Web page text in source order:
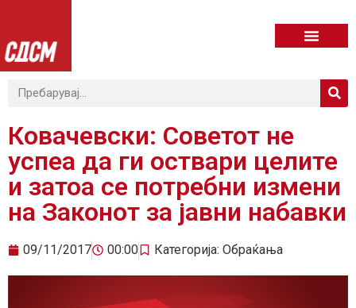
Ковачевски: Советот не
успеа да ги оствари целите
и затоа се потребни измени
на Законот за јавни набавки
09/11/2017 00:00 Категорија: Обраќања